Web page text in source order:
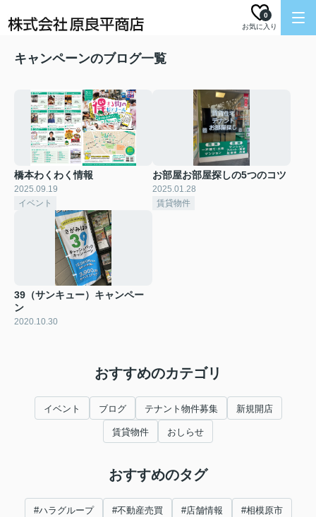
お気に入り
0
キャンペーンのブログ一覧
橋本わくわく情報
2025.09.19
イベント
お部屋お部屋探しの5つのコツ
2025.01.28
賃貸物件
39（サンキュー）キャンペー
ン
2020.10.30
おすすめのカテゴリ
イベント ブログ テナント物件募集 新規開店
賃貸物件 おしらせ
おすすめのタグ
#ハラグループ #不動産売買 #店舗情報 #相模原市